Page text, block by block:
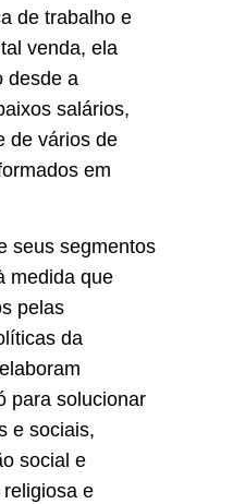
de trabalho e
venda, ela
desde a
salários,
de vários de
em
seus segmentos
medida que
pelas
da
para solucionar
e sociais,
social e
e